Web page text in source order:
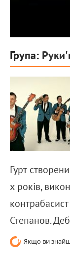
Група:
Гурт
х років,
Степанов.
Якщо ви